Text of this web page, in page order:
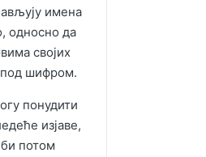
имена
односно да
својих
под шифром.
понудити
изјаве,
би потом